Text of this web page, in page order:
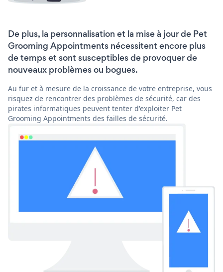
De plus, la personnalisation et la mise à jour de Pet
Grooming Appointments nécessitent encore plus
de temps et sont susceptibles de provoquer de
nouveaux problèmes ou bogues.
Au fur et à mesure de la croissance de votre entreprise, vous
risquez de rencontrer des problèmes de sécurité, car des
pirates informatiques peuvent tenter d'exploiter Pet
Grooming Appointments des failles de sécurité.